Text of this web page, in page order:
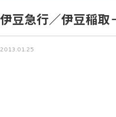
伊豆急行／伊豆稲取
2013.01.25